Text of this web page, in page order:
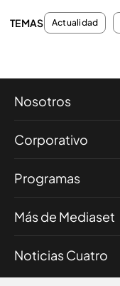
TEMAS Actualidad
Nosotros
Corporativo
Programas
Más de Mediaset
Noticias Cuatro